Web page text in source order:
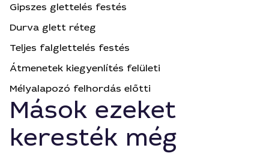
Gipszes glettelés festés
Durva glett réteg
Teljes falglettelés festés
Átmenetek kiegyenlítés felületi
Mélyalapozó felhordás előtti
Mások ezeket
keresték még